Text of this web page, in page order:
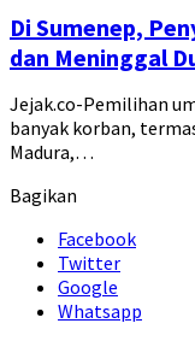
Di Sumenep,
dan Meninggal
Jejak.co-Pemilihan
banyak korban,
Madura,…
Bagikan
Facebook
Twitter
Google
Whatsapp